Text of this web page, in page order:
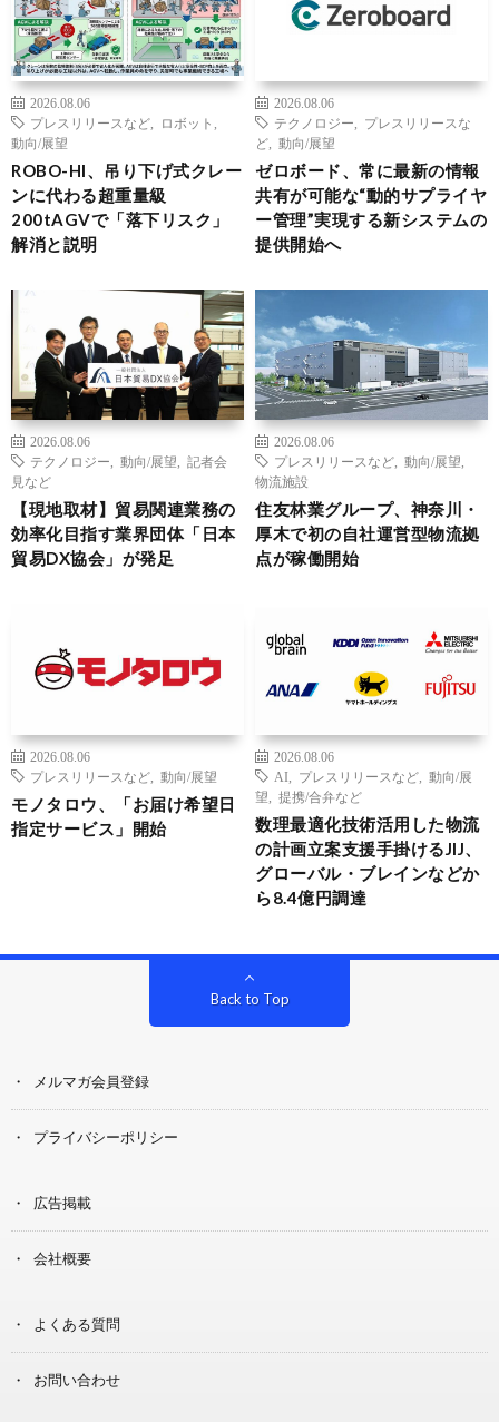
2026.08.06
プレスリリースなど
ロボット
動向/展望
ROBO-HI、吊り下げ式クレー
ンに代わる超重量級
200tAGVで「落下リスク」
解消と説明
2026.08.06
テクノロジー
プレスリリースな
ど
動向/展望
ゼロボード、常に最新の情報
共有が可能な“動的サプライヤ
ー管理”実現する新システムの
提供開始へ
2026.08.06
テクノロジー
動向/展望
記者会
見など
【現地取材】貿易関連業務の
効率化目指す業界団体「日本
貿易DX協会」が発足
2026.08.06
プレスリリースなど
動向/展望
物流施設
住友林業グループ、神奈川・
厚木で初の自社運営型物流拠
点が稼働開始
2026.08.06
プレスリリースなど
動向/展望
モノタロウ、「お届け希望日
指定サービス」開始
2026.08.06
AI
プレスリリースなど
動向/展
望
提携/合弁など
数理最適化技術活用した物流
の計画立案支援手掛けるJIJ、
グローバル・ブレインなどか
ら8.4億円調達
Back to Top
メルマガ会員登録
プライバシーポリシー
広告掲載
会社概要
よくある質問
お問い合わせ